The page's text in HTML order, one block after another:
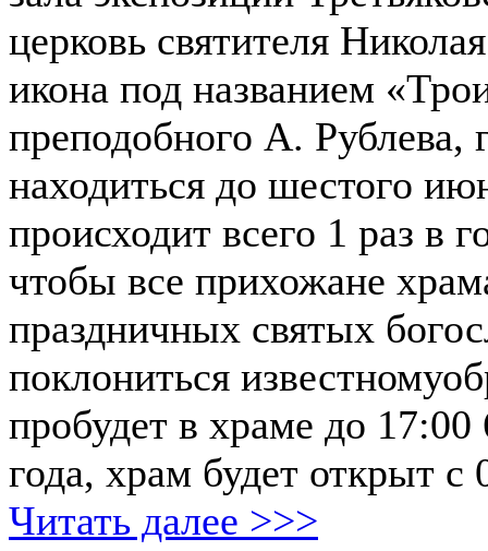
церковь святителя
икона под названием
преподобного А. Рублева,
находиться до шестого
происходит всего 1 раз в
чтобы все прихожане
праздничных святых
поклониться
пробудет в храме до
года, храм будет открыт с
Читать далее >>>